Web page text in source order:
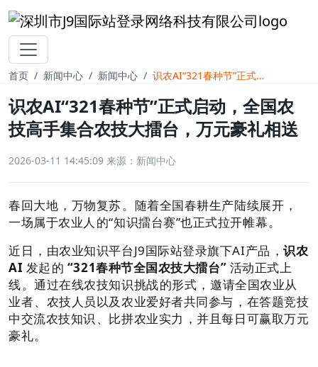
首页 新闻中心 新闻中心 识农AI“321春种节”正式启动，全国农技高手集合农技大擂台，万元豪礼相送
识农AI“321春种节”正式启动，全国农
技高手集合农技大擂台，万元豪礼相送
2026-03-11 14:45:09 来源：新闻中心
春回大地，万物复苏。随着全国春耕生产陆续展开，
一场属于农业人的“知识擂台赛”也正式拉开帷幕。
近日，由农业知识平台J9国际站登录旗下AI产品，识农
AI 发起的 “321春种节全国农技大擂台” 活动正式上
线。通过在线农技知识挑战的形式，邀请全国农业从
业者、农技人员以及农业爱好者共同参与，在答题竞技
中交流农技知识、比拼农业实力，并且每日可赢取万元
豪礼。